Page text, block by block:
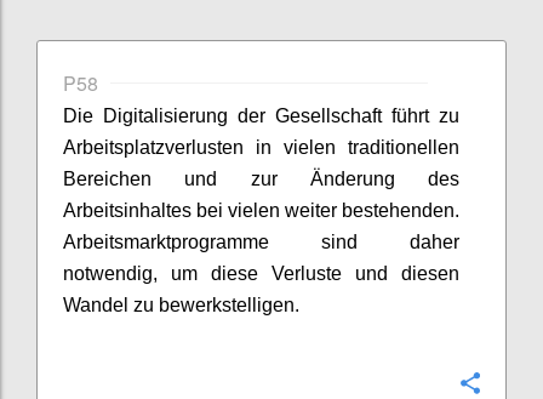
P58
Die Digitalisierung der Gesellschaft führt zu
Arbeitsplatzverlusten in vielen traditione llen
Bereichen und zur Änderung des
Arbeitsinhaltes bei vielen weiter bestehenden.
Arbeitsmarktprogramme sind daher
notwendig, um diese Verluste und diesen
Wandel zu bewerkstelligen.